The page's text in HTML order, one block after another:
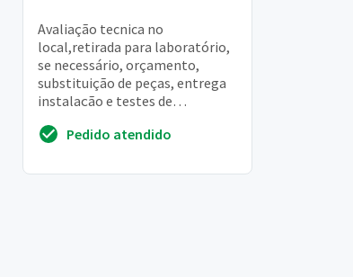
Avaliação tecnica no
local,retirada para laboratório,
se necessário, orçamento,
substituição de peças, entrega
instalação e testes de
disso, quero as peças de...
Pedido atendido